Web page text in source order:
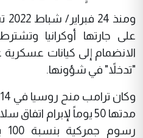
على جارتها أوكرانيا
الانضمام إلى كيانات
"تدخلاً" في شؤونها.
مدتها 50 يوماً لإبرام